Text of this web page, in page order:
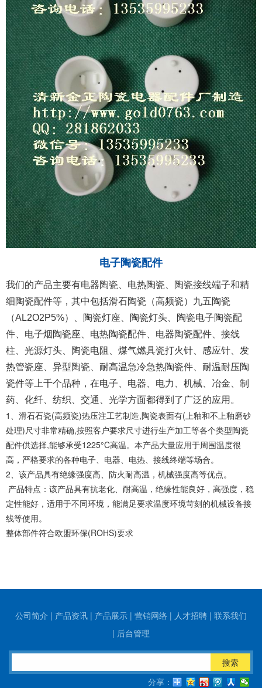
电子陶瓷配件
我们的产品主要有电器陶瓷、电热陶瓷、陶瓷接线端子和精
细陶瓷配件等，其中包括滑石陶瓷（高频瓷）九五陶瓷
（AL2O2P5%）、陶瓷灯座、陶瓷灯头、陶瓷电子陶瓷配
件、电子烟陶瓷座、电热陶瓷配件、电器陶瓷配件、接线
柱、光源灯头、陶瓷电阻、煤气燃具瓷打火针、感应针、发
热管瓷座、异型陶瓷、耐高温急冷急热陶瓷件、耐温耐压陶
瓷件等上千个品种，在电子、电器、电力、机械、冶金、制
药、化纤、纺织、交通、光学方面都得到了广泛的应用。
1、滑石石瓷(高频瓷)热压注工艺制造,陶瓷表面有(上釉和不上釉磨砂
处理)尺寸非常精确,按照客户要求尺寸进行生产加工等各个类型陶瓷
配件供选择,能够承受1225°C高温。本产品大量应用于周围温度很
高，严格要求的各种电子、电器、电热、接线终端等场合。
2、该产品具有绝缘强度高、防火耐高温，机械强度高等优点。
产品特点：该产品具有抗老化、耐高温，绝缘性能良好，高强度，稳
定性能好，适用于不同环境，能满足要求温度环境苛刻的机械设备接
线等使用。
整体部件符合欧盟环保(ROHS)要求
公司简介 | 产品资讯 | 产品展示 | 营销网络 | 人才招聘 | 联系我们
| 后台管理
搜索
分享：